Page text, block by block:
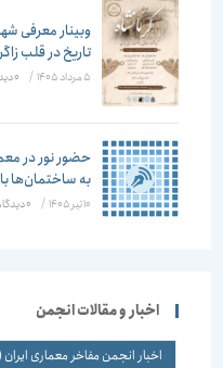
وبینار معرفی
تاریخ در قلب
5 مرداد 1405 / ۰ دیدگاه
حضور نور در
به ساختمان‌ها
10 تیر 1405 / ۰ دیدگاه
اخبار و مقالات انجمن
اخبار انجمن مفاخر معماری ایران(579)